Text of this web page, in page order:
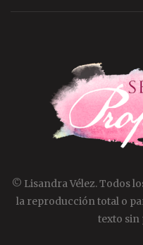
© Lisandra Vélez. Todos
la reproducción total o
texto sin